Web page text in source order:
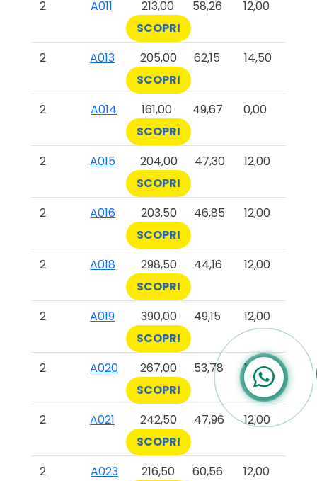
2
A011 213,00 58,26
12,00
SCOPRI
2
A013 205,00 62,15
14,50
SCOPRI
2
A014 161,00 49,67
0,00
SCOPRI
2
A015 204,00 47,30
12,00
SCOPRI
2
A016 203,50 46,85
12,00
SCOPRI
2
A018 298,50 44,16
12,00
SCOPRI
2
A019 390,00 49,15
12,00
SCOPRI
2
A020 267,00 53,78
12,00
SCOPRI
2
A021 242,50 47,96
12,00
SCOPRI
2
A023 216,50 60,56
12,00